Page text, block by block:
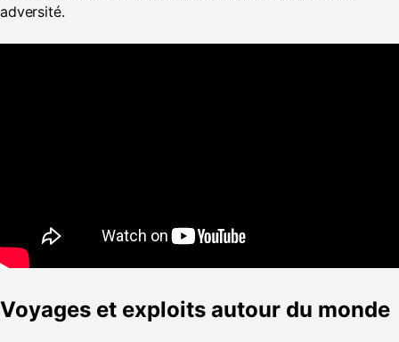
adversité.
Voyages et exploits autour du monde